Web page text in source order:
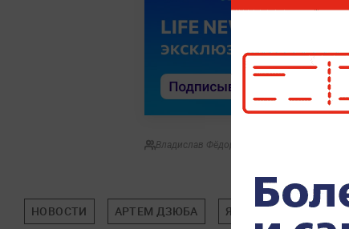
Владислав Фёдоров
НОВОСТИ АРТЕМ ДЗЮБА ЯНДЕКСНАВИГАТОР